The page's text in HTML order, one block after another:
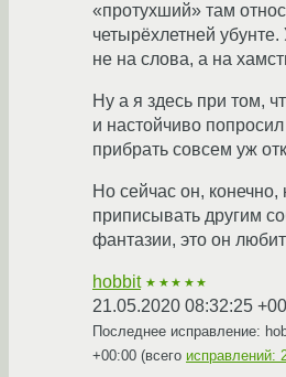
«протухший» там
четырёхлетней
не на слова, а на
Ну а я здесь при том,
и настойчиво
прибрать совсем уж
Но сейчас он, конечно,
приписывать другим
фантазии, это он
hobbit ★★★★★
21.05.2020 08:32:25
Последнее исправление:
+00:00 (всего исправлений: